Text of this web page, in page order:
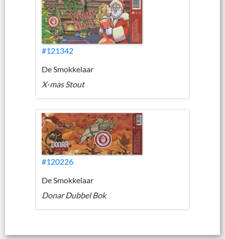
#121342
De Smokkelaar
X-mas Stout
#120226
De Smokkelaar
Donar Dubbel Bok